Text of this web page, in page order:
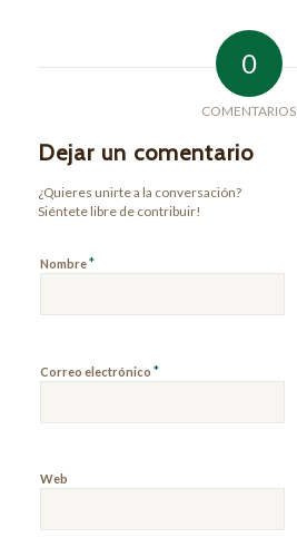
0
COMENTARIOS
Dejar un comentario
¿Quieres unirte a la conversación?
Siéntete libre de contribuir!
Nombre*
Correo electrónico *
Web